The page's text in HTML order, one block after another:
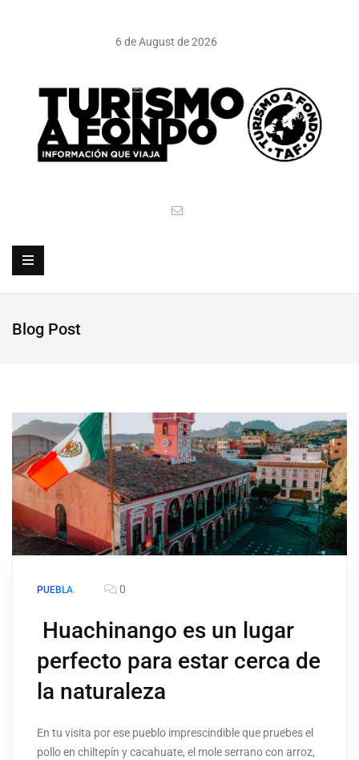
6 de August de 2026
Blog Post
PUEBLA 0
Huachinango es un lugar
perfecto para estar cerca de
la naturaleza
En tu visita por ese pueblo imprescindible que pruebes el
pollo en chiltepín y cacahuate, el mole serrano con arroz,